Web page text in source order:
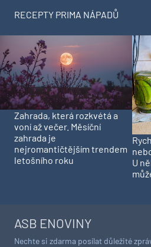
RECEPTY PRIMA NÁPADŮ
Zahrada, která rozkvétá a
voní až večer. Měsíční
zahrada je
nejromantičtějším trendem
letošního roku
U
ASB ENOVINY
Nechte si zdarma posílat důležité